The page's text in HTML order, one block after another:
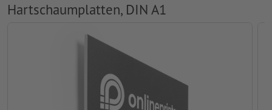
Hartschaumplatten, DIN A1